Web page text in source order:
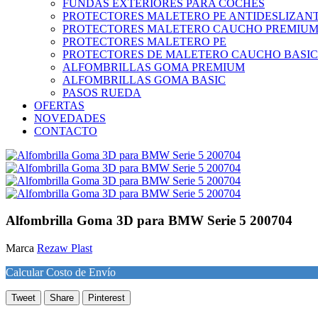
FUNDAS EXTERIORES PARA COCHES
PROTECTORES MALETERO PE
PROTECTORES MALETERO CAUCHO PREMIUM
PROTECTORES MALETERO PE
PROTECTORES DE MALETERO CAUCHO BASIC
ALFOMBRILLAS GOMA PREMIUM
ALFOMBRILLAS GOMA BASIC
PASOS RUEDA
OFERTAS
NOVEDADES
CONTACTO
Alfombrilla Goma 3D para BMW Serie 5 200704
Marca Rezaw Plast
Calcular Costo de Envío
Tweet Share Pinterest